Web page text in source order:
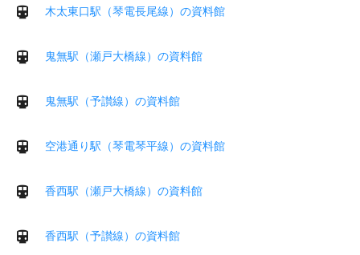
木太東口駅（琴電長尾線）の資料館
鬼無駅（瀬戸大橋線）の資料館
鬼無駅（予讃線）の資料館
空港通り駅（琴電琴平線）の資料館
香西駅（瀬戸大橋線）の資料館
香西駅（予讃線）の資料館